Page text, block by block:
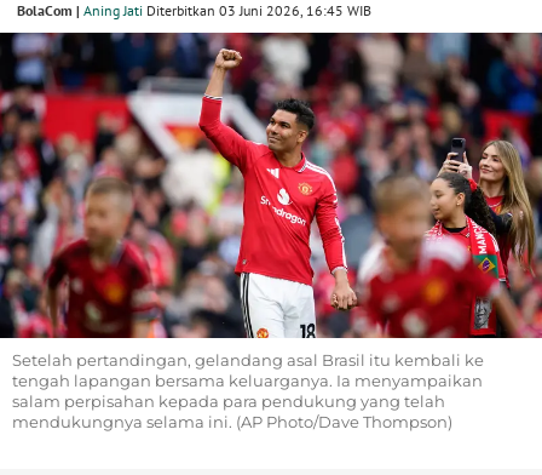
BolaCom | Aning Jati Diterbitkan 03 Juni 2026, 16:45 WIB
Setelah pertandingan, gelandang asal Brasil itu kembali ke
tengah lapangan bersama keluarganya. Ia menyampaikan
salam perpisahan kepada para pendukung yang telah
mendukungnya selama ini. (AP Photo/Dave Thompson)